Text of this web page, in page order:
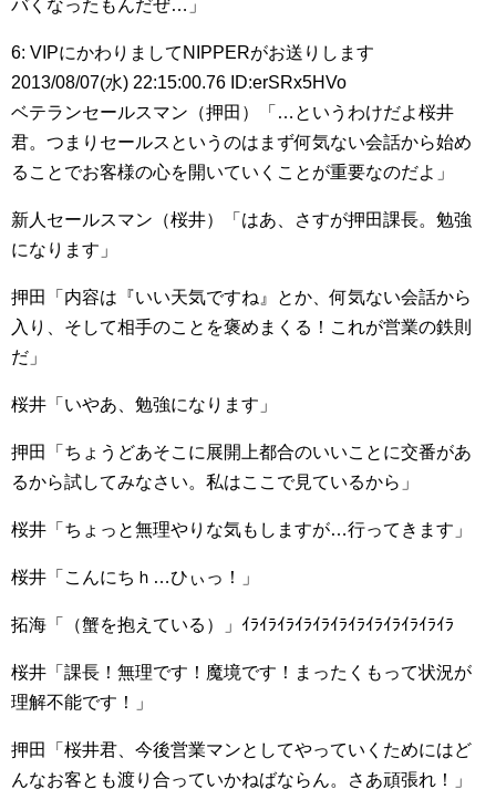
バくなったもんだぜ…」
6: VIPにかわりましてNIPPERがお送りします
2013/08/07(水) 22:15:00.76 ID:erSRx5HVo
ベテランセールスマン（押田）「…というわけだよ桜井
君。つまりセールスというのはまず何気ない会話から始め
ることでお客様の心を開いていくことが重要なのだよ」
新人セールスマン（桜井）「はあ、さすが押田課長。勉強
になります」
押田「内容は『いい天気ですね』とか、何気ない会話から
入り、そして相手のことを褒めまくる！これが営業の鉄則
だ」
桜井「いやあ、勉強になります」
押田「ちょうどあそこに展開上都合のいいことに交番があ
るから試してみなさい。私はここで見ているから」
桜井「ちょっと無理やりな気もしますが…行ってきます」
桜井「こんにちｈ…ひぃっ！」
拓海「（蟹を抱えている）」ｲﾗｲﾗｲﾗｲﾗｲﾗｲﾗｲﾗｲﾗｲﾗｲﾗｲﾗｲﾗ
桜井「課長！無理です！魔境です！まったくもって状況が
理解不能です！」
押田「桜井君、今後営業マンとしてやっていくためにはど
んなお客とも渡り合っていかねばならん。さあ頑張れ！」